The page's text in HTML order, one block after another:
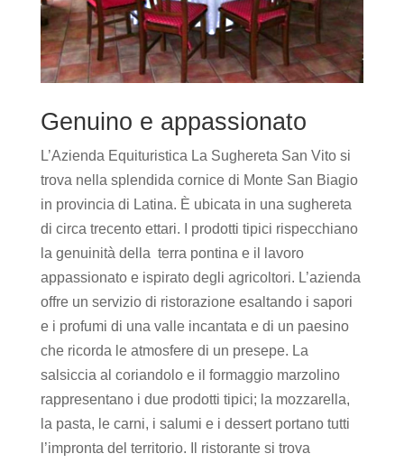
Genuino e appassionato
L’Azienda Equituristica La Sughereta San Vito si
trova nella splendida cornice di Monte San Biagio
in provincia di Latina. È ubicata in una sughereta
di circa trecento ettari. I prodotti tipici rispecchiano
la genuinità della terra pontina e il lavoro
appassionato e ispirato degli agricoltori. L’azienda
offre un servizio di ristorazione esaltando i sapori
e i profumi di una valle incantata e di un paesino
che ricorda le atmosfere di un presepe. La
salsiccia al coriandolo e il formaggio marzolino
rappresentano i due prodotti tipici; la mozzarella,
la pasta, le carni, i salumi e i dessert portano tutti
l’impronta del territorio. Il ristorante si trova